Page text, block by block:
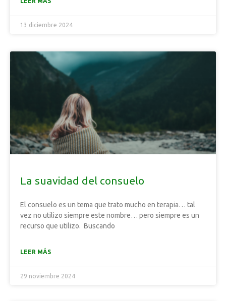
13 diciembre 2024
La suavidad del consuelo
El consuelo es un tema que trato mucho en terapia… tal
vez no utilizo siempre este nombre… pero siempre es un
recurso que utilizo. Buscando
LEER MÁS
29 noviembre 2024